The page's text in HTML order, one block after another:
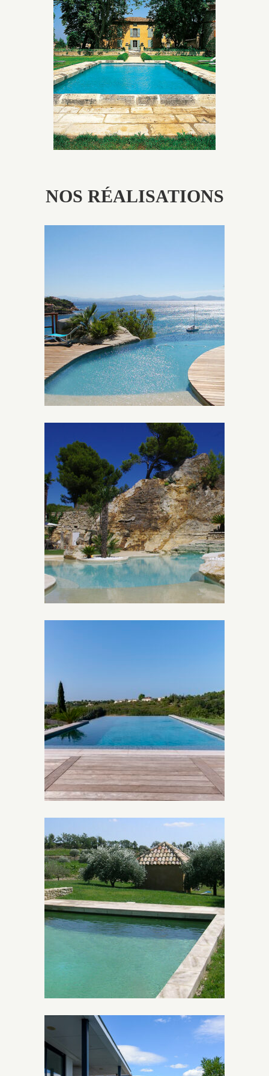
Les piscines en béton authentiques Jacques Brens se
démarquent par la noblesse des matériaux
utilisés pour garder un aspect ancien, retrouver une
patine naturelle ou créer un ornement de pierres de
taille.
NOS RÉALISATIONS